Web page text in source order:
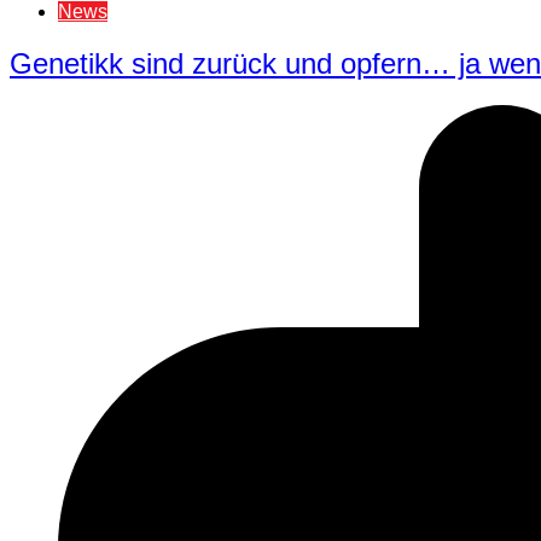
News
Genetikk sind zurück und opfern… ja